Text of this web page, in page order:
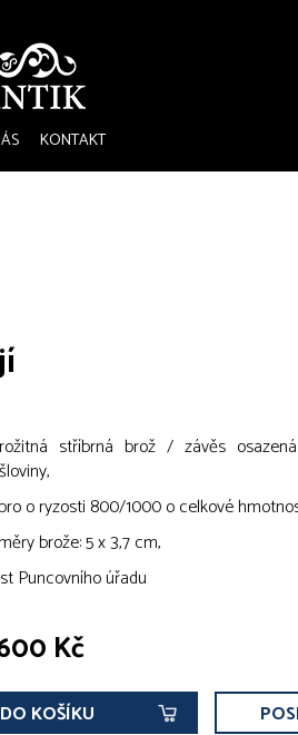
KONTAKT
stříbrná brož / závěs
o ryzosti 800/1000 o celkové
brože: 5 x 3,7 cm,
Puncovního úřadu
Kč
DO KOŠÍKU